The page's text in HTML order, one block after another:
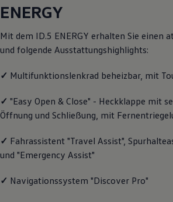
Economy Service
Zubehör
Schutz und Pflege
Entertainment und
Individualisieren
Wallbox und Ladekabel
Dienste für Ihr Modell
Volkswagen Apps, Login
Handy und Fahrzeug
Über Ihr Auto
ENERGY
Mit dem ID.5 ENERGY erhalten Sie einen
und folgende Ausstattungshighlights:
✓ Multifunktionslenkrad beheizbar, mit
✓ "Easy Open & Close" - Heckklappe mit
Öffnung und Schließung, mit
✓ Fahrassistent "Travel Assist",
und "Emergency Assist"
✓ Navigationssystem "Discover Pro"